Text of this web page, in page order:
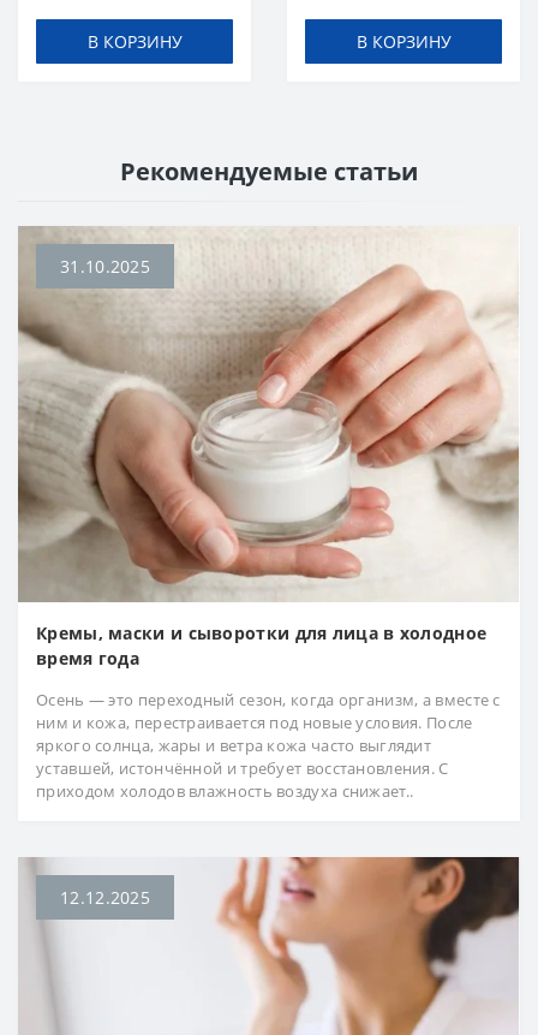
В КОРЗИНУ В КОРЗИНУ
Рекомендуемые статьи
31.10.2025
Кремы, маски и сыворотки для лица в холодное
время года
Осень — это переходный сезон, когда организм, а вместе с
ним и кожа, перестраивается под новые условия. После
яркого солнца, жары и ветра кожа часто выглядит
уставшей, истончённой и требует восстановления. С
приходом холодов влажность воздуха снижает..
12.12.2025